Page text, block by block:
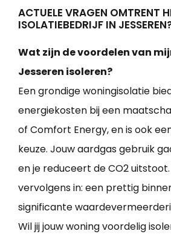
ACTUELE VRAGEN OMTRENT
ISOLATIEBEDRIJF IN
Wat zijn de voordelen van
Jesseren isoleren?
Een grondige woningisolatie
energiekosten bij een
of Comfort Energy, en is ook
keuze. Jouw aardgas gebruik
en je reduceert de CO2
vervolgens in: een prettig
significante
Wil jij jouw woning voordelig